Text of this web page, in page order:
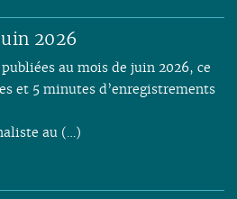
2026
au mois de juin 2026, ce
et 5 minutes d’enregistrements
au (…)